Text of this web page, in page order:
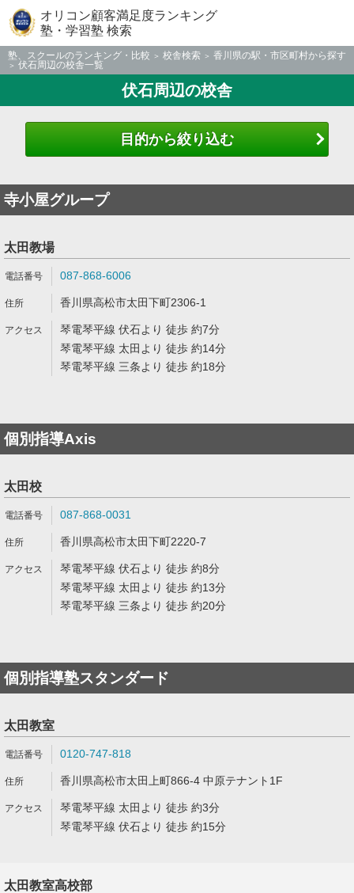
オリコン顧客満足度ランキング
塾・学習塾 検索
塾、スクールのランキング・比較 校舎検索
香川県の駅・市区町村から探す
伏石周辺の校舎一覧
伏石周辺の校舎
目的から絞り込む
寺小屋グループ
太田教場
087-868-6006
香川県高松市太田下町2306-1
琴電琴平線 伏石より 徒歩 約7分
琴電琴平線 太田より 徒歩 約14分
琴電琴平線 三条より 徒歩 約18分
個別指導Axis
太田校
087-868-0031
香川県高松市太田下町2220-7
琴電琴平線 伏石より 徒歩 約8分
琴電琴平線 太田より 徒歩 約13分
琴電琴平線 三条より 徒歩 約20分
個別指導塾スタンダード
太田教室
0120-747-818
香川県高松市太田上町866-4 中原テナント1F
琴電琴平線 太田より 徒歩 約3分
琴電琴平線 伏石より 徒歩 約15分
太田教室高校部